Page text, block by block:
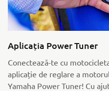
Aplicația Power Tuner
Conectează-te cu
aplicație de reglare a
Yamaha Power Tuner! Cu